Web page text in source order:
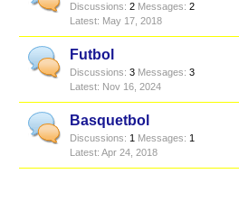
Discussions: 2 Messages: 2
May 17, 2018
Futbol
Discussions: 3 Messages: 3
Nov 16, 2024
Basquetbol
Discussions: 1 Messages: 1
Apr 24, 2018